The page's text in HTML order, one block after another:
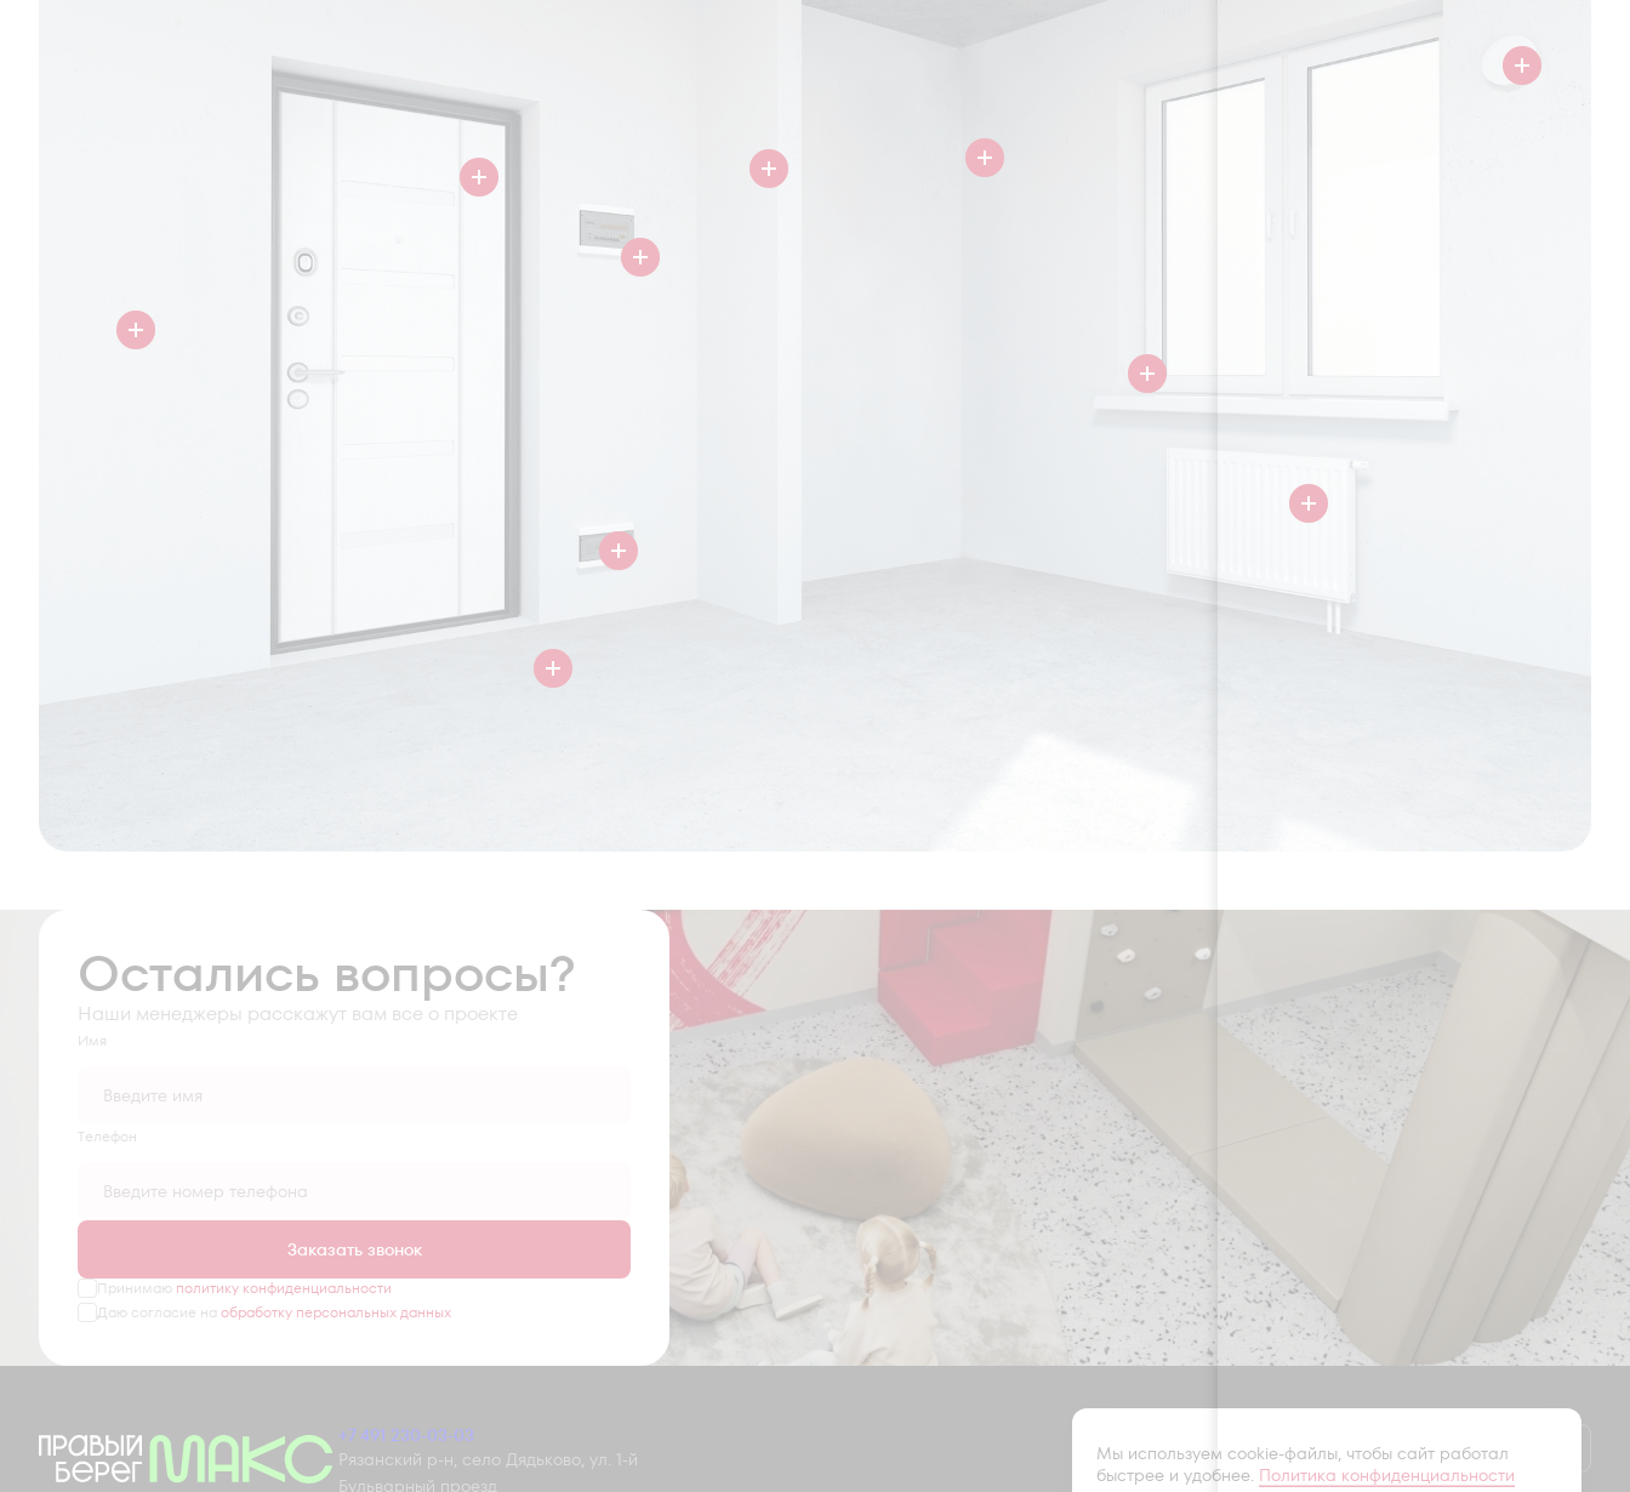
Остались вопросы?
Наши менеджеры расскажут вам все о проекте
Имя
Tелефон
Заказать звонок
Принимаю политику конфиденциальности
Даю согласие на обработку персональных данных
+7 491 230-03-03
Рязанский р-н, село Дядьково, ул. 1-й
Бульварный проезд
Оставить заявку
Мы используем cookie-файлы, чтобы сайт работал
быстрее и удобнее. Политика конфиденциальности